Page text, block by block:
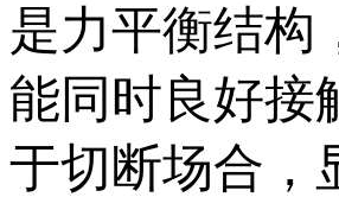
是力平衡结构
能同时良好接触
于切断场合